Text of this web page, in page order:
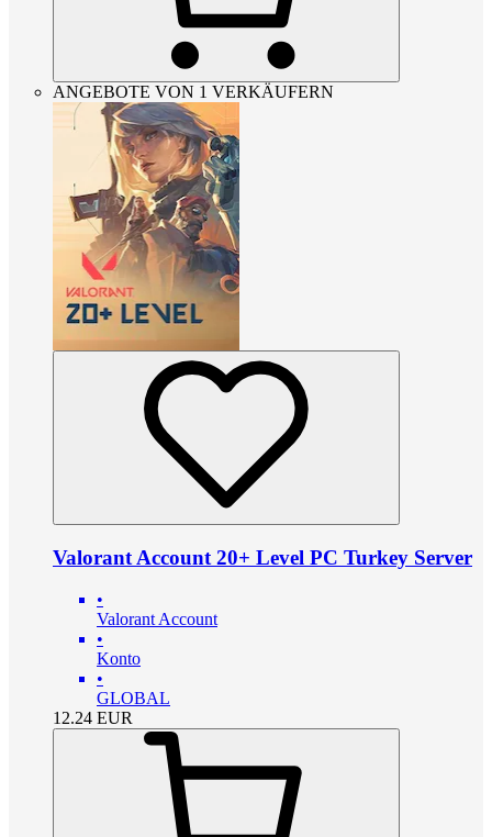
ANGEBOTE VON 1 VERKÄUFERN
Valorant Account 20+ Level PC Turkey Server
•
Valorant Account
•
Konto
•
GLOBAL
12.24 EUR